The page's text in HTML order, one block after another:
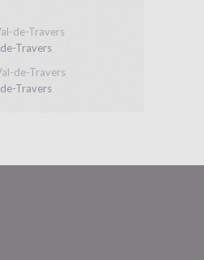
de-Travers
Travers
de-Travers
Travers